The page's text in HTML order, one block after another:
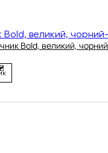
Bold, великий,